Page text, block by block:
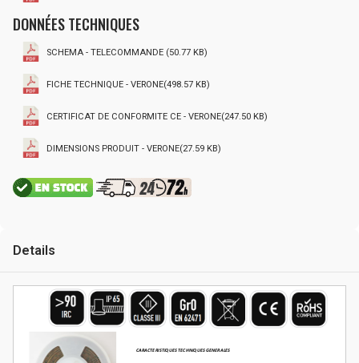
DONNÉES TECHNIQUES
SCHEMA - TELECOMMANDE (50.77 KB)
FICHE TECHNIQUE - VERONE(498.57 KB)
CERTIFICAT DE CONFORMITE CE - VERONE(247.50 KB)
DIMENSIONS PRODUIT - VERONE(27.59 KB)
Details